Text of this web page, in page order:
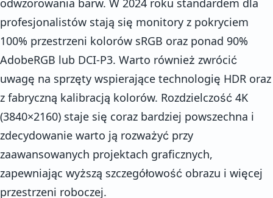
profesjonalistów stają się monitory z pokryciem
100% przestrzeni kolorów sRGB oraz ponad 90%
AdobeRGB lub DCI-P3. Warto również zwrócić
uwagę na sprzęty wspierające technologię HDR oraz
z fabryczną kalibracją kolorów. Rozdzielczość 4K
(3840×2160) staje się coraz bardziej powszechna i
zdecydowanie warto ją rozważyć przy
zaawansowanych projektach graficznych,
zapewniając wyższą szczegółowość obrazu i więcej
przestrzeni roboczej.